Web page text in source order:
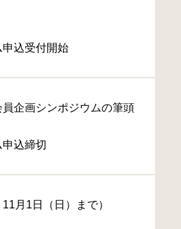
込受付開始
企画シンポジウムの筆頭
込締切
月1日（日）まで）